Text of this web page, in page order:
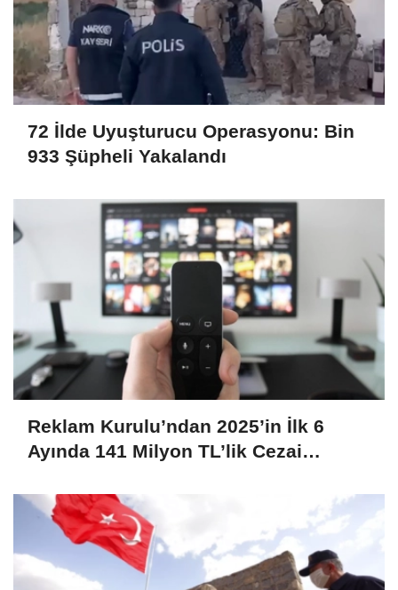
72 İlde Uyuşturucu Operasyonu: Bin
933 Şüpheli Yakalandı
Reklam Kurulu’ndan 2025’in İlk 6
Ayında 141 Milyon TL’lik Cezai